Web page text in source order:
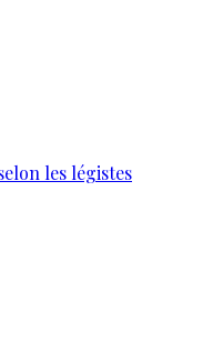
les légistes